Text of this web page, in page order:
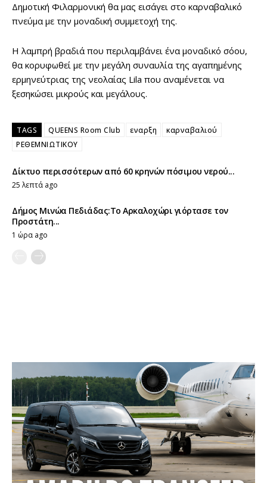
Δημοτική Φιλαρμονική θα μας εισάγει στο καρναβαλικό
πνεύμα με την μοναδική συμμετοχή της.
Η λαμπρή βραδιά που περιλαμβάνει ένα μοναδικό σόου,
θα κορυφωθεί με την μεγάλη συναυλία της αγαπημένης
ερμηνεύτριας της νεολαίας Lila που αναμένεται να
ξεσηκώσει μικρούς και μεγάλους.
TAGS QUEENS Room Club εναρξη
καρναβαλιού
ΡΕΘΕΜΝΙΩΤΙΚΟΥ
Δίκτυο περισσότερων από 60 κρηνών πόσιμου νερού...
25 λεπτά ago
Δήμος Μινώα Πεδιάδας:Το Αρκαλοχώρι γιόρτασε τον
Προστάτη...
1 ώρα ago